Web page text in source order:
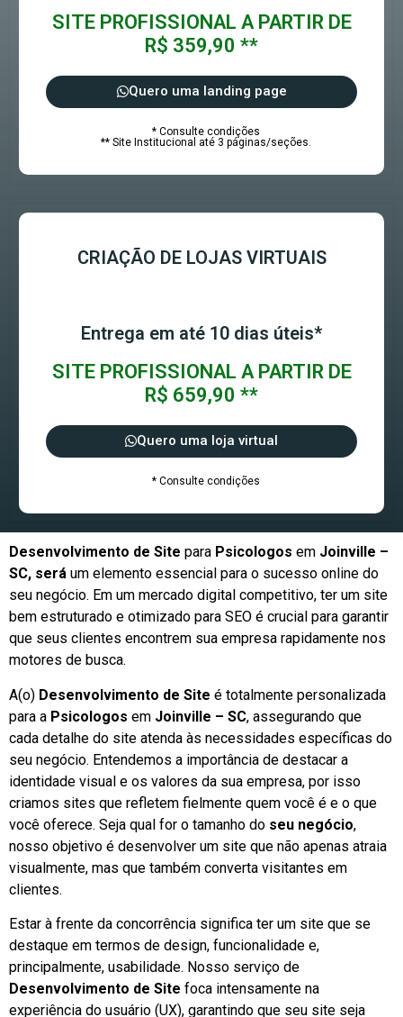
SITE PROFISSIONAL A PARTIR DE
R$ 359,90 **
Quero uma landing page
* Consulte condições
** Site Institucional até 3 páginas/seções.
CRIAÇÃO DE LOJAS VIRTUAIS
Entrega em até 10 dias úteis*
SITE PROFISSIONAL A PARTIR DE
R$ 659,90 **
Quero uma loja virtual
* Consulte condições
Desenvolvimento de Site para Psicologos em Joinville –
SC, será um elemento essencial para o sucesso online do
seu negócio. Em um mercado digital competitivo, ter um site
bem estruturado e otimizado para SEO é crucial para garantir
que seus clientes encontrem sua empresa rapidamente nos
motores de busca.
A(o) Desenvolvimento de Site é totalmente personalizada
para a Psicologos em Joinville – SC, assegurando que
cada detalhe do site atenda às necessidades específicas do
seu negócio. Entendemos a importância de destacar a
identidade visual e os valores da sua empresa, por isso
criamos sites que refletem fielmente quem você é e o que
você oferece. Seja qual for o tamanho do seu negócio,
nosso objetivo é desenvolver um site que não apenas atraia
visualmente, mas que também converta visitantes em
clientes.
Estar à frente da concorrência significa ter um site que se
destaque em termos de design, funcionalidade e,
principalmente, usabilidade. Nosso serviço de
Desenvolvimento de Site foca intensamente na
experiência do usuário (UX), garantindo que seu site seja